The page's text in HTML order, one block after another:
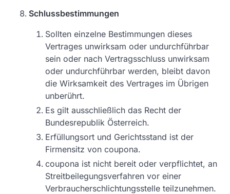
Schlussbestimmungen
Sollten einzelne Bestimmungen dieses
Vertrages unwirksam oder undurchführbar
sein oder nach Vertragsschluss unwirksam
oder undurchführbar werden, bleibt davon
die Wirksamkeit des Vertrages im Übrigen
unberührt.
Es gilt ausschließlich das Recht der
Bundesrepublik Österreich.
Erfüllungsort und Gerichtsstand ist der
Firmensitz von coupona.
coupona ist nicht bereit oder verpflichtet, an
Streitbeilegungsverfahren vor einer
Verbraucherschlichtungsstelle teilzunehmen.